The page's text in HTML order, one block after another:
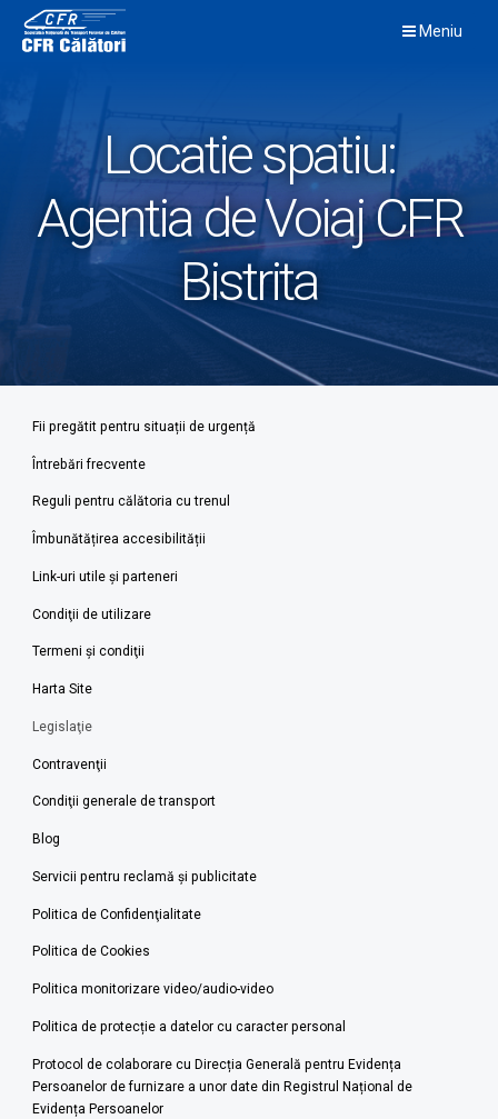
content
Meniu
Locatie spatiu:
Agentia de Voiaj CFR
Bistrita
Fii pregătit pentru situații de urgență
Întrebări frecvente
Reguli pentru călătoria cu trenul
Îmbunătățirea accesibilității
Link-uri utile şi parteneri
Condiţii de utilizare
Termeni şi condiţii
Harta Site
Legislaţie
Contravenţii
Condiţii generale de transport
Blog
Servicii pentru reclamă și publicitate
Politica de Confidenţialitate
Politica de Cookies
Politica monitorizare video/audio-video
Politica de protecție a datelor cu caracter personal
Protocol de colaborare cu Direcția Generală pentru Evidența
Persoanelor de furnizare a unor date din Registrul Național de
Evidența Persoanelor